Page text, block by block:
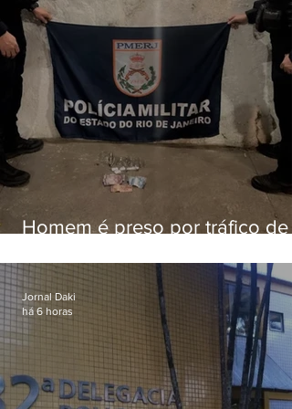
Homem é preso por tráfico de
Jornal Daki
há 6 horas